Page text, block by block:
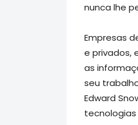
nunca lhe
Empresas
e privados,
as
seu
Edward